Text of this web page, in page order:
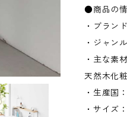
●商品の
・ブラン
・ジャン
・主な素
天然木化
・生産国
・サイズ